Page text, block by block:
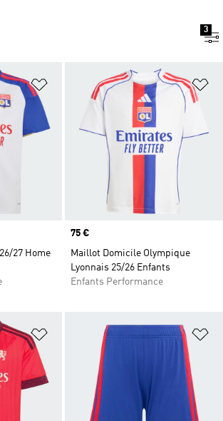
3
Ajouter à la Liste de produits
27 Home
Prix
75 €
Maillot Domicile Olympique
Lyonnais 25/26 Enfants
Enfants Performance
Ajouter à la Liste de produits